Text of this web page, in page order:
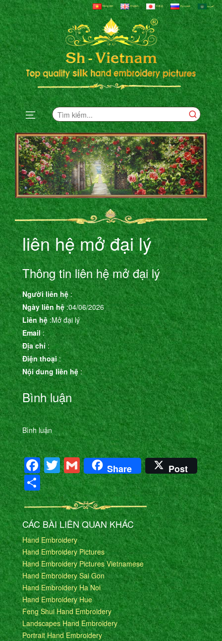
Tiếng Việt English 日本語 Русский العربية
liên hệ mở đại lý
Thông tin liên hệ mở đại lý
Người liên hệ:
Ngày liên hệ :04/06/2026
Liên hệ:Mở đại lý
Email:
Địa chỉ:
Điện thoại:
Nội dung liên hệ:
Bình luận
Bình luận
Facebook
Twitter
Gmail
Share Post
Share
CÁC BÀI LIÊN QUAN KHÁC
Hand Embroidery
Hand Embroidery Pictures
Hand Embroidery Pictures Vietnamese
Hand Embroidery Sai Gon
Hand Embroidery Ha Noi
Hand Embroidery Hue
Feng Shui Hand Embroidery
Landscapes Hand Embroidery
Portrait Hand Embroidery